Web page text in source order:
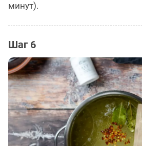
минут).
Шаг 6